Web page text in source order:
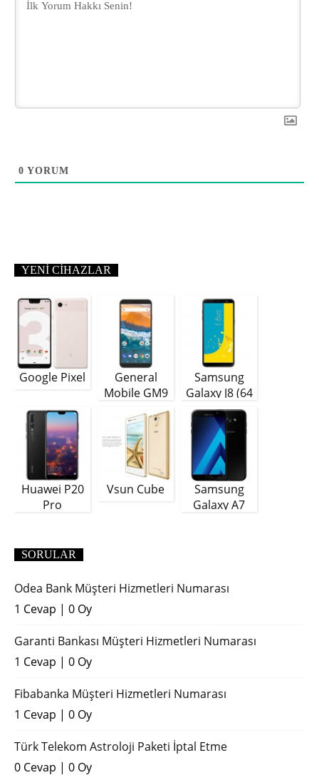
0 YORUM
YENI CIHAZLAR
Google Pixel
General
Mobile GM9
Samsung
Galaxy J8 (64
GB)
Huawei P20
Pro
Vsun Cube
Samsung
Galaxy A7
SORULAR
Odea Bank Müşteri Hizmetleri Numarası
1 Cevap | 0 Oy
Garanti Bankası Müşteri Hizmetleri Numarası
1 Cevap | 0 Oy
Fibabanka Müşteri Hizmetleri Numarası
1 Cevap | 0 Oy
Türk Telekom Astroloji Paketi İptal Etme
0 Cevap | 0 Oy